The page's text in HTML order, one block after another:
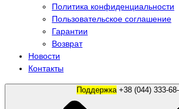
Политика конфиденциальности
Пользовательское соглашение
Гарантии
Возврат
Новости
Контакты
Поддержка